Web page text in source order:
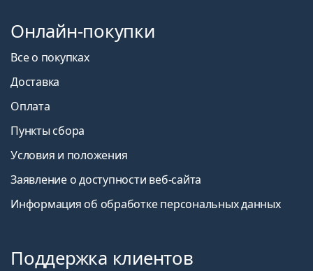
Онлайн-покупки
Все о покупках
Доставка
Оплата
Пункты сбора
Условия и положения
Заявление о доступности веб-сайта
Информация об обработке персональных данных
Поддержка клиентов